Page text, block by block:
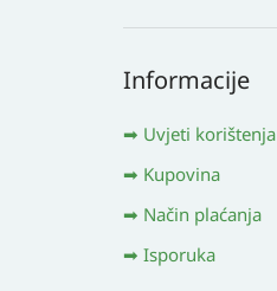
Informacije
Uvjeti korištenja
Kupovina
Način plaćanja
Isporuka